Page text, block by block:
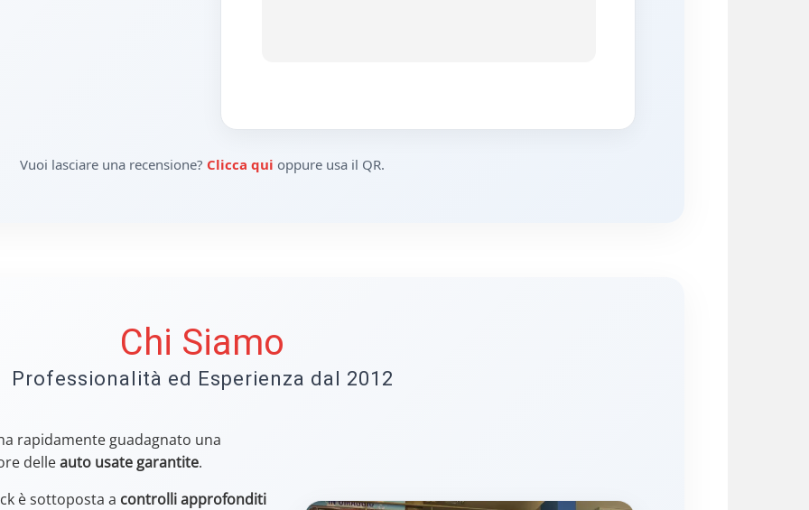
Vuoi lasciare una recensione? Clicca qui oppure usa il QR.
Chi Siamo
Professionalità ed Esperienza dal 2012
rapidamente guadagnato una
delleauto usate garantite.
è sottoposta a controlli approfonditi